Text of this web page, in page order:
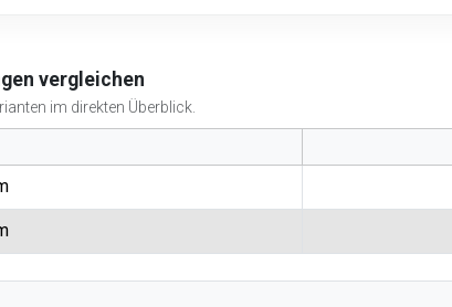
vergleichen
im direkten Überblick.